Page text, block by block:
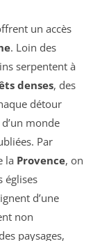
un accès
. Loin des
serpentent à
denses, des
détour
monde
Par
la Provence, on
églises
d’une
non
paysages,